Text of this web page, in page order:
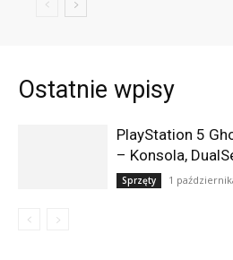
Ostatnie wpisy
PlayStation 5
– Konsola,
Sprzęty 1